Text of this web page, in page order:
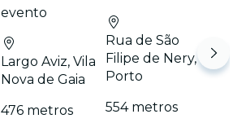
evento
Largo Aviz, Vila
Nova de Gaia
476 metros
Rua de São
Filipe de Nery,
Porto
554 metros